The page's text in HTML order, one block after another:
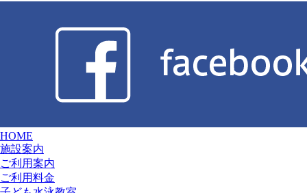
HOME
施設案内
ご利用案内
ご利用料金